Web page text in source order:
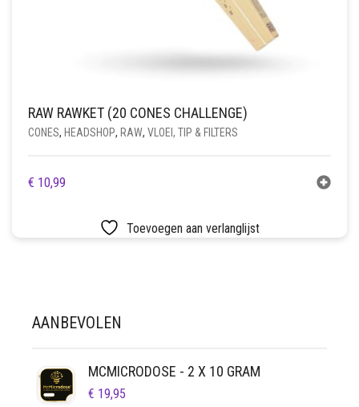
RAW RAWKET (20 CONES CHALLENGE)
CONES, HEADSHOP, RAW, VLOEI, TIP & FILTERS
€ 10,99
Toevoegen aan verlanglijst
AANBEVOLEN
MCMICRODOSE - 2 X 10 GRAM
€ 19,95